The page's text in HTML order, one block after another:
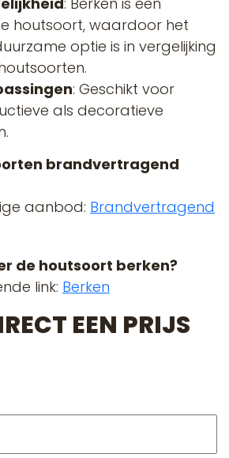
houtsoort, waardoor het
optie is in vergelijking
: Geschikt voor
als decoratieve
.
brandvertragend
aanbod: Brandvertragend
de houtsoort berken?
link: Berken
EEN PRIJS